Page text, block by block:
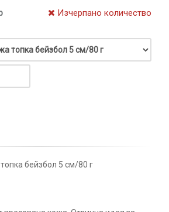
Изчерпано количество
бейзбол 5 см/80 г